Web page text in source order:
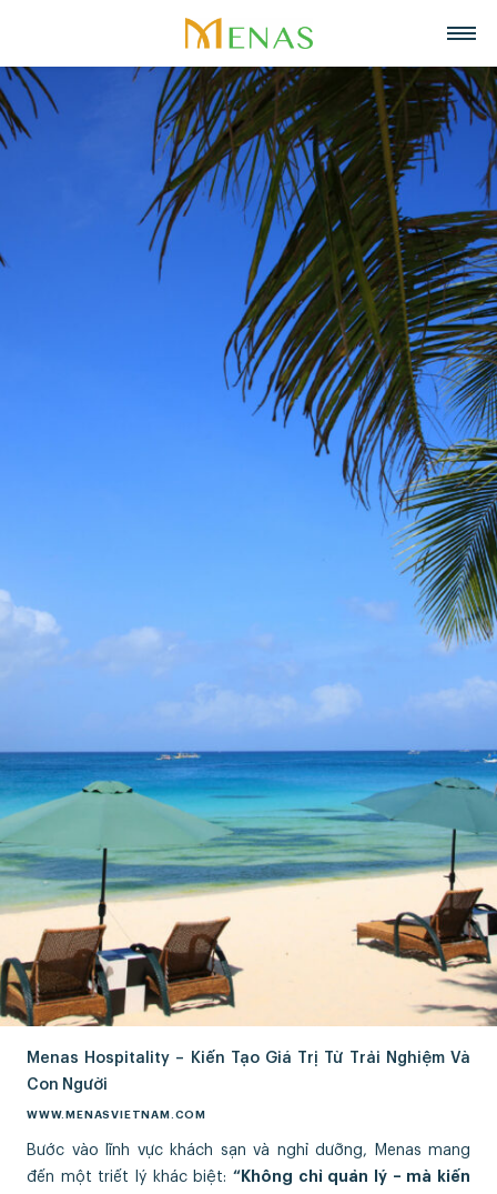
Trang chủ
Về chúng tôi
Về Menas Group
Tầm nhìn, sứ mệnh, giá trị cốt lõi
Menas & Cam Kết ESG
Trách nhiệm xã hội
Giải thưởng
Dự án tiêu biểu
Lĩnh vực hoạt động
Siêu thị
Bán lẻ
Ẩm thực
Mỹ phẩm & Nước hoa
Quản lý tài sản
Khách sạn & Nghỉ dưỡng
Tin tức & Sự kiện
Tuyển dụng
Trở thành đối tác
Liên hệ
Tiếng Việt
English
中文
Menas Hospitality – Kiến Tạo Giá Trị Từ Trải Nghiệm Và
Con Người
WWW.MENASVIETNAM.COM
Bước vào lĩnh vực khách sạn và nghỉ dưỡng, Menas mang
đến một triết lý khác biệt: “Không chỉ quản lý – mà kiến